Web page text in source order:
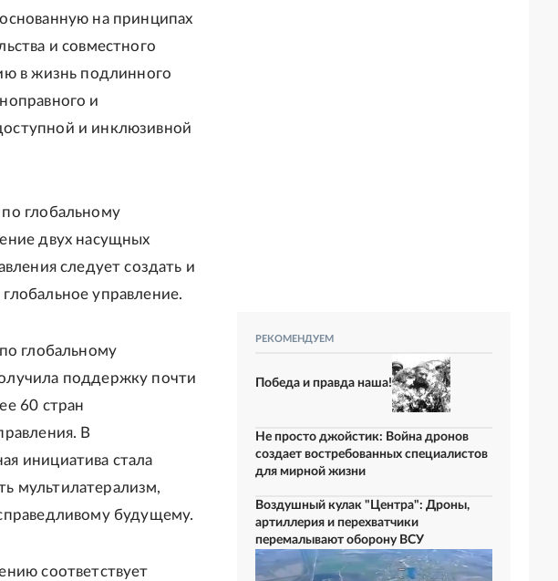
на принципах
и совместного
в жизнь подлинного
и
и инклюзивной
глобальному
двух насущных
следует создать и
управление.
глобальному
поддержку почти
60 стран
В
инициатива стала
мультилатерализм,
будущему.
соответствует
РЕКОМЕНДУЕМ
Победа и правда наша!
Не просто джойстик: Война дронов
создает востребованных специалистов
для мирной жизни
Воздушный кулак "Центра": Дроны,
артиллерия и перехватчики
перемалывают оборону ВСУ